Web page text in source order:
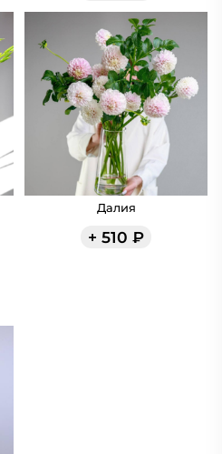
Далия
+ 510 ₽